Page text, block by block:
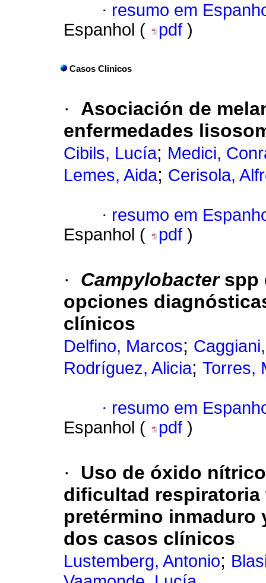
· resumo em
Espanhol (
pdf )
Casos Clinicos
·
Asociación de
enfermedades
Cibils, Lucía; Medici,
Lemes, Aida; Cerisola,
· resumo em
Espanhol (
pdf )
· Campylobacterspp
opciones
clínicos
Delfino, Marcos;
Rodríguez, Alicia; Torres,
· resumo em
Espanhol (
pdf )
·
Uso de óxido
dificultad respiratoria
pretérmino inmaduro
dos casos clínicos
Lustemberg, Antonio;